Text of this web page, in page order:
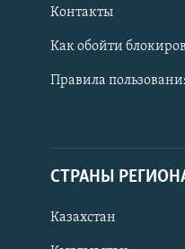
Контакты
Как обойти
Правила
СТРАНЫ
Казахстан